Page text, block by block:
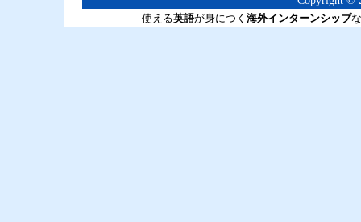
使える英語が身につく 海外インターンシップ